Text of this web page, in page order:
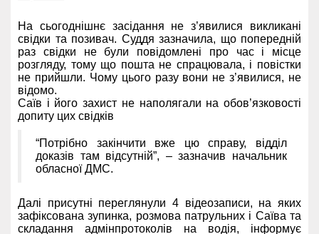
На сьогоднішнє засідання не з’явилися викликані
свідки та позивач. Суддя зазначила, що попередній
раз свідки не були повідомлені про час і місце
розгляду, тому що пошта не спрацювала, і повістки
не прийшли. Чому цього разу вони не з’явилися, не
відомо.
Саїв і його захист не наполягали на обов’язковості
допиту цих свідків
“Потрібно закінчити вже цю справу, відділ
доказів там відсутній”, – зазначив начальник
обласної ДМС.
Далі присутні переглянули 4 відеозаписи, на яких
зафіксована зупинка, розмова патрульних і Саїва та
складання адмінпротоколів на водія, інформує